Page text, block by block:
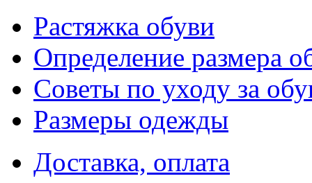
Растяжка обуви
Определение размера
Советы по уходу за
Размеры одежды
Доставка, оплата